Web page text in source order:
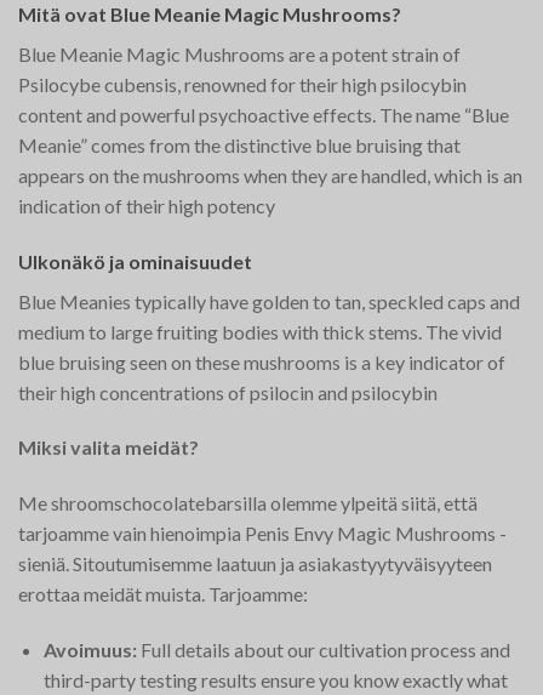
Mitä ovat Blue Meanie Magic Mushrooms?
Blue Meanie Magic Mushrooms are a potent strain of
Psilocybe cubensis, renowned for their high psilocybin
content and powerful psychoactive effects. The name “Blue
Meanie” comes from the distinctive blue bruising that
appears on the mushrooms when they are handled, which is an
indication of their high potency​
Ulkonäkö ja ominaisuudet
Blue Meanies typically have golden to tan, speckled caps and
medium to large fruiting bodies with thick stems. The vivid
blue bruising seen on these mushrooms is a key indicator of
their high concentrations of psilocin and psilocybin​
Miksi valita meidät?
Me shroomschocolatebarsilla olemme ylpeitä siitä, että
tarjoamme vain hienoimpia Penis Envy Magic Mushrooms -
sieniä. Sitoutumisemme laatuun ja asiakastyytyväisyyteen
erottaa meidät muista. Tarjoamme:
Avoimuus: Full details about our cultivation process and
third-party testing results ensure you know exactly what